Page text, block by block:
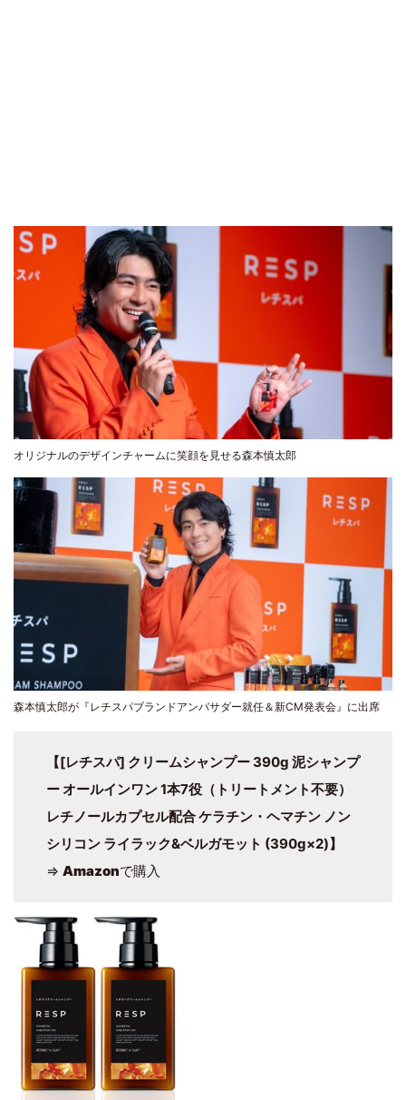
オリジナルのデザインチャームに笑顔を見せる森本慎太郎
森本慎太郎が『レチスパブランドアンバサダー就任＆新CM発表会』に出席
【[レチスパ] クリームシャンプー 390g 泥シャンプ
ー オールインワン 1本7役（トリートメント不要）
レチノールカプセル配合 ケラチン・ヘマチン ノン
シリコン ライラック&ベルガモット (390g×2)】
⇒ Amazonで購入